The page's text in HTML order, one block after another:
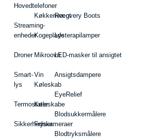
Hovedtelefoner
Streaming-
enheder
Droner
Smart-
lys
Termostater
Sikkerhedskameraer
Køkkenvægt
Kogeplade
Mikroovn
Vin
Køleskab
Køleskabe
Fryser
Recovery Boots
Lysterapilamper
LED-masker til ansigtet
Ansigtsdampere
EyeRelief
Blodsukkermålere
Blodtryksmålere